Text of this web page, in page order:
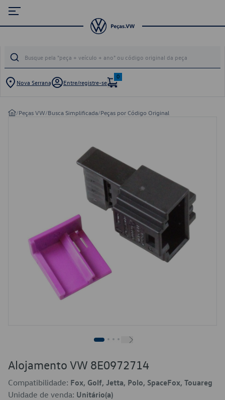
Nova Serrana Entre/registre-se
0
/Peças VW/Busca Simplificada/Peças por Código Original
Alojamento VW 8E0972714
Compatibilidade: Fox, Golf, Jetta, Polo, SpaceFox, Touareg
Unidade de venda: Unitário(a)